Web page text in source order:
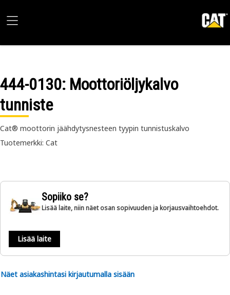
444-0130: Moottoriöljykalvo
tunniste
Cat® moottorin jäähdytysnesteen tyypin tunnistuskalvo
Tuotemerkki: Cat
Sopiiko se?
Lisää laite, niin näet osan sopivuuden ja korjausvaihtoehdot.
Lisää laite
Näet asiakashintasi kirjautumalla sisään